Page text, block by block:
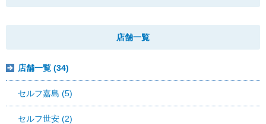
店舗一覧
店舗一覧 (34)
セルフ嘉島 (5)
セルフ世安 (2)